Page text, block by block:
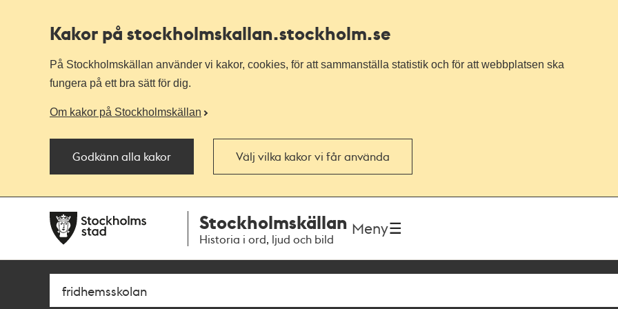
Kakor på stockholmskallan.stockholm.se
På Stockholmskällan använder vi kakor, cookies, för att sammanställa statistik och för att webbplatsen ska
fungera på ett bra sätt för dig.
Om kakor på Stockholmskällan
Godkänn alla kakor Välj vilka kakor vi får använda
navigationen
huvudinnehållet
Stockholmskällan
Historia i ord, ljud och bild
Meny
Sök